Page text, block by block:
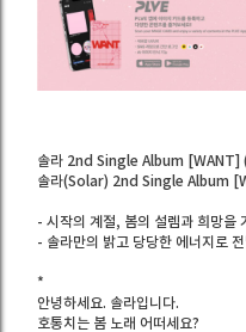
솔라 2nd Single Album [WANT]
솔라(Solar) 2nd Single Album
- 시작의 계절, 봄의 설렘과 희망을
- 솔라만의 밝고 당당한 에너지로
*
안녕하세요. 솔라입니다.
호통치는 봄 노래 어떠세요?